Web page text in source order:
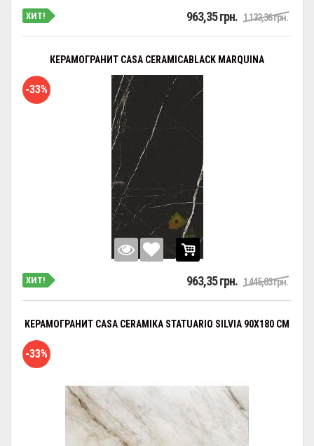
ХИТ! 963,35 грн. 1 133,36 грн.
КЕРАМОГРАНИТ CASA CERAMICABLACK MARQUINA
-33%
ХИТ! 963,35 грн. 1 445,03 грн.
КЕРАМОГРАНИТ CASA CERAMIKA STATUARIO SILVIA 90Х180 СМ
-33%